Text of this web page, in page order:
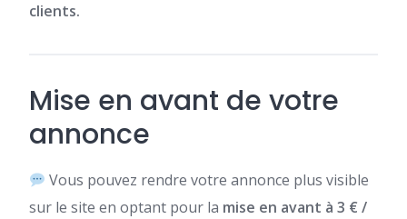
clients.
Mise en avant de votre
annonce
Vous pouvez rendre votre annonce plus visible
sur le site en optant pour la mise en avant à 3 € /